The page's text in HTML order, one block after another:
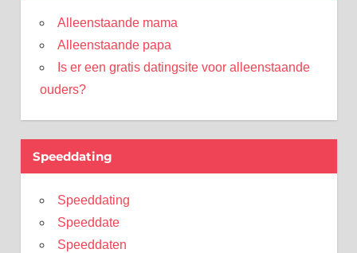
Alleenstaande mama
Alleenstaande papa
Is er een gratis datingsite voor alleenstaande
ouders?
Speeddating
Speeddating
Speeddate
Speeddaten